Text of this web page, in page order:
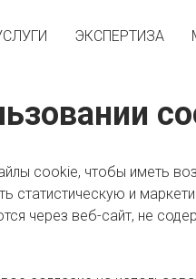
ЭКСПЕРТИЗА
cookie, чтобы иметь
статистическую и
через веб-сайт, не